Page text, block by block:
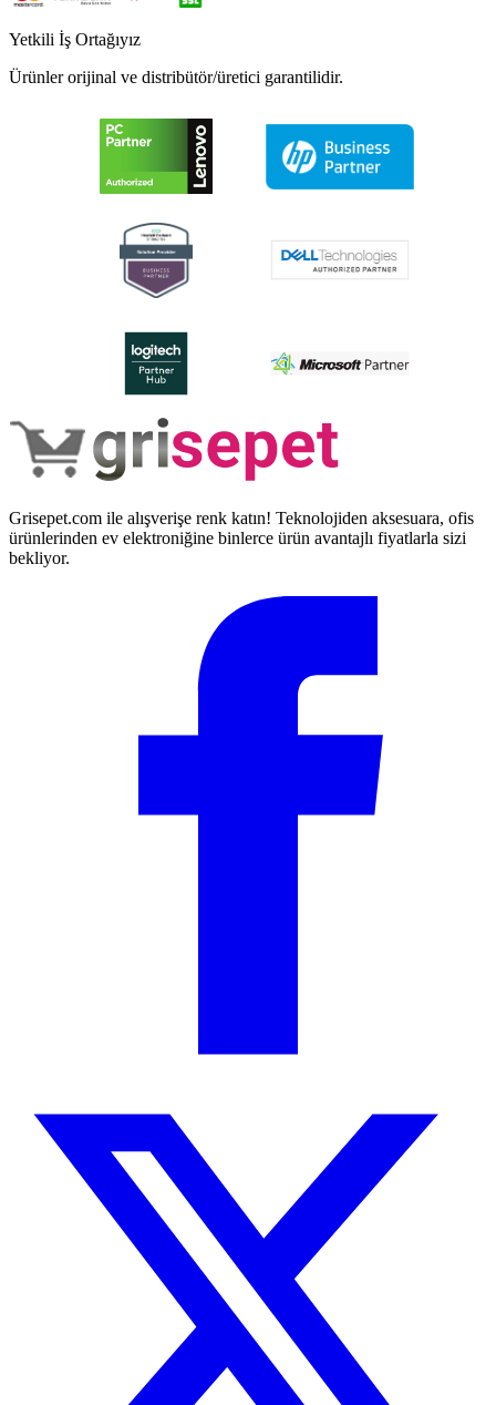
Yetkili İş Ortağıyız
Ürünler orijinal ve distribütör/üretici garantilidir.
Grisepet.com ile alışverişe renk katın! Teknolojiden aksesuara, ofis
ürünlerinden ev elektroniğine binlerce ürün avantajlı fiyatlarla sizi
bekliyor.